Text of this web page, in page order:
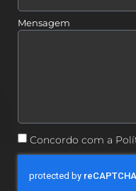
Mensagem
Concordo com a